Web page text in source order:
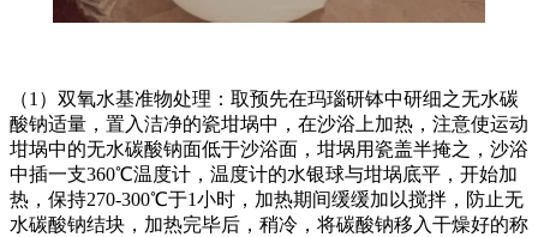
（1）双氧水基准物处理：取预先在玛瑙研钵中研细之无水碳
酸钠适量，置入洁净的瓷坩埚中，在沙浴上加热，注意使运动
坩埚中的无水碳酸钠面低于沙浴面，坩埚用瓷盖半掩之，沙浴
中插一支360℃温度计，温度计的水银球与坩埚底平，开始加
热，保持270-300℃于1小时，加热期间缓缓加以搅拌，防止无
水碳酸钠结块，加热完毕后，稍冷，将碳酸钠移入干燥好的称